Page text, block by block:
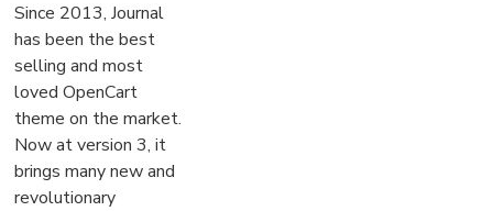
Since 2013, Journal
has been the best
selling and most
loved OpenCart
theme on the market.
Now at version 3, it
brings many new and
revolutionary